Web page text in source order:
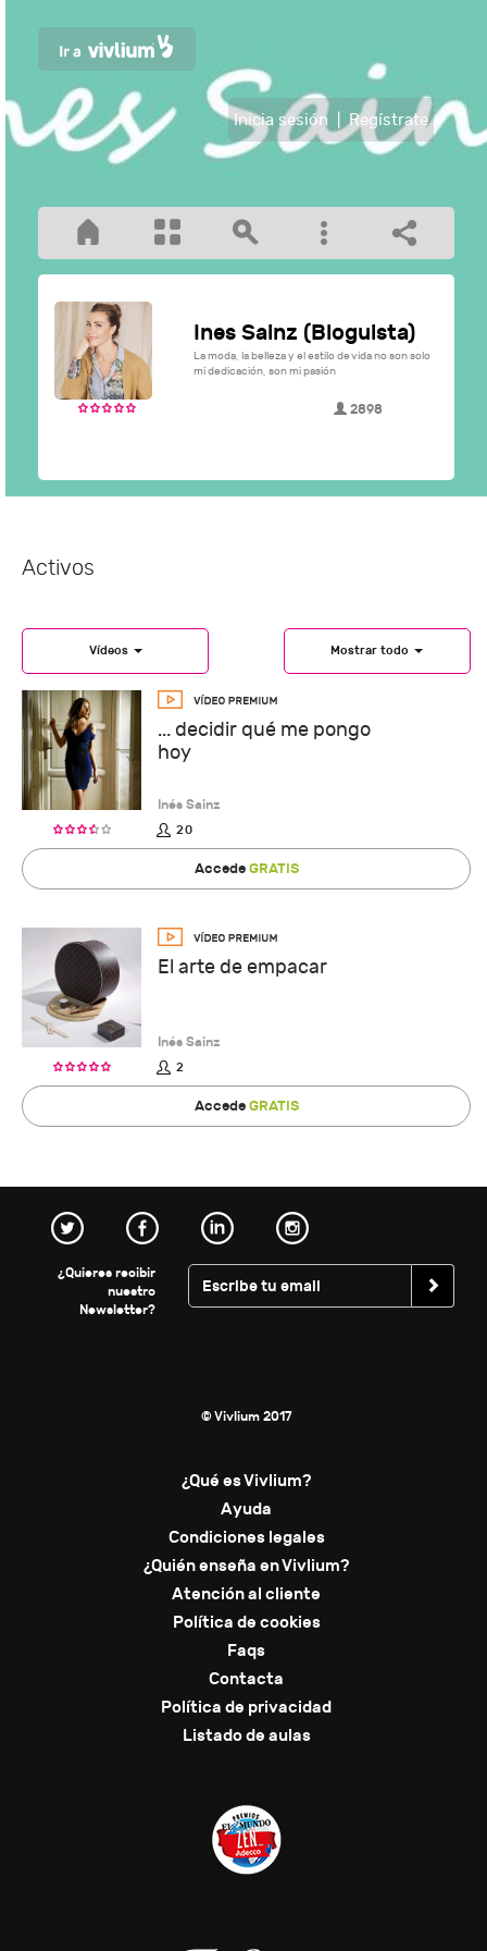
Inicia sesión Regístrate
Ines Sainz (Bloguista)
La moda, la belleza y el estilo de vida no son solo
mi dedicación, son mi pasión
2898
Activos
Vídeos Mostrar todo
... decidir qué me pongo
hoy
Inés Sainz
20
AccedeGRATIS
El arte de empacar
Inés Sainz
2
AccedeGRATIS
¿Quieres recibir
nuestro
Newsletter?
© Vivlium 2017
¿Qué es Vivlium?
Ayuda
Condiciones legales
¿Quién enseña en Vivlium?
Atención al cliente
Política de cookies
Faqs
Contacta
Política de privacidad
Listado de aulas